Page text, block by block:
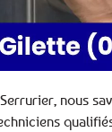
nous